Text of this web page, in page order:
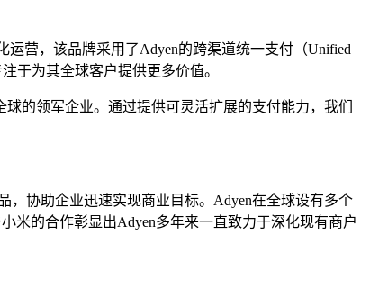
营，该品牌采用了Adyen的跨渠道统一支付（Unified
于为其全球客户提供更多价值。
的领军企业。通过提供可灵活扩展的支付能力，我们
，协助企业迅速实现商业目标。Adyen在全球设有多个
米的合作彰显出Adyen多年来一直致力于深化现有商户